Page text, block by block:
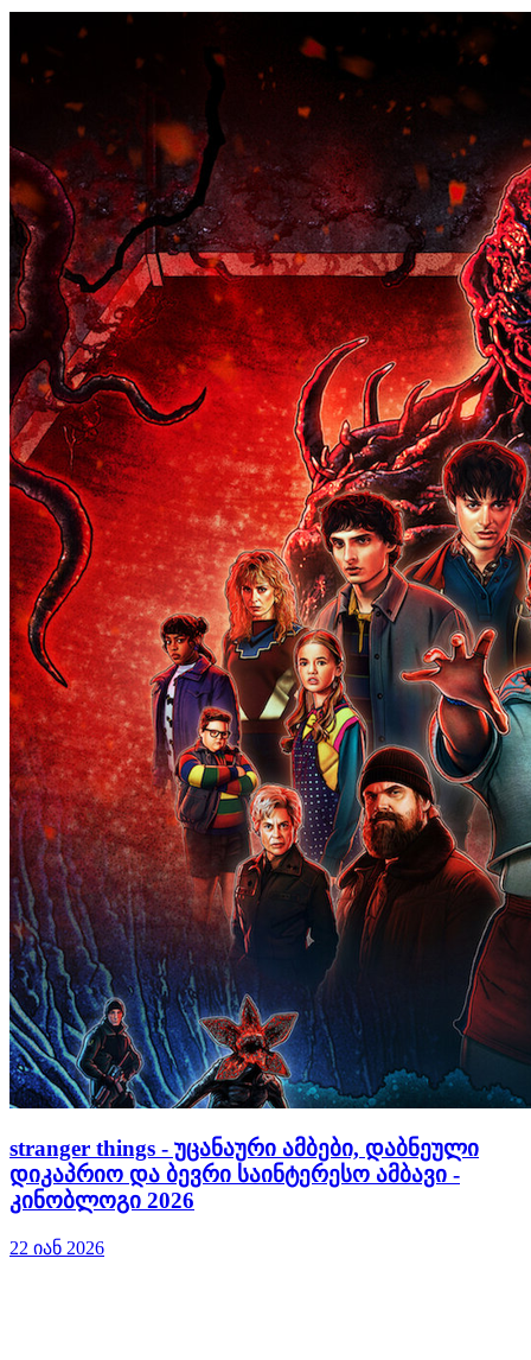
stranger things - უცანაური ამბები, დაბნეული
დიკაპრიო და ბევრი საინტერესო ამბავი -
კინობლოგი 2026
22 იან 2026